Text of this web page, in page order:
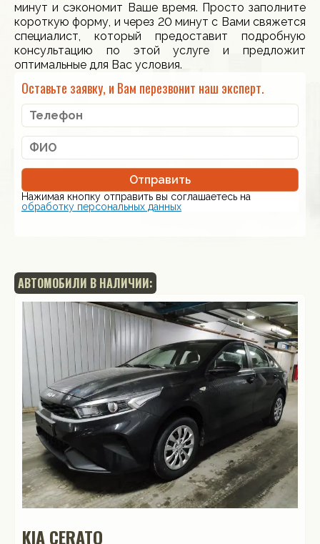
минут и сэкономит Ваше время. Просто заполните
короткую форму, и через 20 минут с Вами свяжется
специалист, который предоставит подробную
консультацию по этой услуге и предложит
оптимальные для Вас условия.
Оставьте заявку, и Вам перезвонит наш эксперт.
Отправить
Нажимая кнопку отправить вы соглашаетесь на
обработку персональных данных
АВТОМОБИЛИ В НАЛИЧИИ:
KIA CERATO